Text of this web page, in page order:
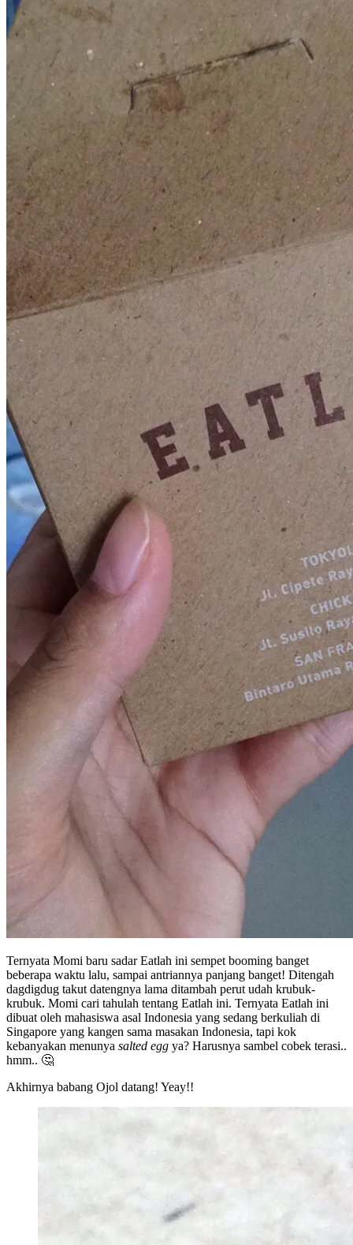
Ternyata Momi baru sadar Eatlah ini sempet booming banget
beberapa waktu lalu, sampai antriannya panjang banget! Ditengah
dagdigdug takut datengnya lama ditambah perut udah krubuk-
krubuk. Momi cari tahulah tentang Eatlah ini. Ternyata Eatlah ini
dibuat oleh mahasiswa asal Indonesia yang sedang berkuliah di
Singapore yang kangen sama masakan Indonesia, tapi kok
kebanyakan menunya salted egg ya? Harusnya sambel cobek terasi..
hmm.. 🤔
Akhirnya babang Ojol datang! Yeay!!